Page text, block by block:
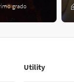
grado
Utility